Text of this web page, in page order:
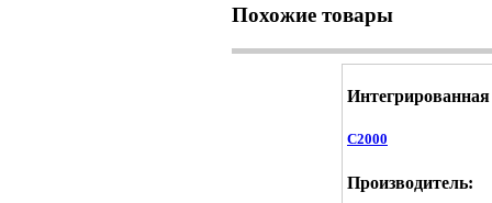
Похожие товары
С2000
Производитель: